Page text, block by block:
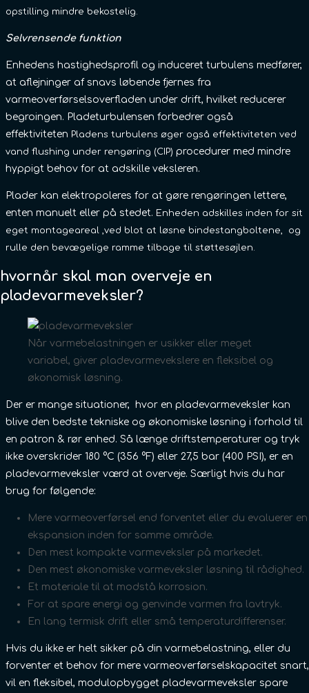
opstilling mindre bekostelig.
Selvrensende funktion
Enhedens hastighedsprofil og induceret turbulens medfører,
at aflejninger af snavs løbende fjernes fra
varmeoverførselsoverfladen under drift, hvilket reducerer
begroingen. Pladeturbulensen forbedrer også
effektiviteten Pladens turbulens øger også effektiviteten ved
vand flushing under rengøring (CIP) procedurer med mindre
hyppigt behov for at adskille veksleren.
Plader kan elektropoleres for at gøre rengøringen lettere,
enten manuelt eller på stedet. Enheden adskilles inden for sit
eget montageareal ,ved blot at løsne bindestangboltene, og
rulle den bevægelige ramme tilbage til støttesøjlen.
hvornår skal man overveje en
pladevarmeveksler?
Når varmebelastningen er usikker eller meget
variabel, giver pladevarmevekslere en fleksibel og
økonomisk løsning.
Der er mange situationer, hvor en pladevarmeveksler kan
blive den bedste tekniske og økonomiske løsning i forhold til
en patron & rør enhed. Så længe driftstemperaturer og tryk
ikke overskrider 180 °C (356 °F) eller 27,5 bar (400 PSI), er en
pladevarmeveksler værd at overveje. Særligt hvis du har
brug for følgende:
Mere varmeoverførsel end forventet eller du evaluerer en
ekspansion inden for samme område.
Den mest kompakte varmeveksler på markedet.
Den mest økonomiske varmeveksler løsning til rådighed.
Et materiale til at modstå korrosion.
For at spare energi og genvinde varmen fra lavtryk.
En lang termisk drift eller små temperaturdifferenser.
Hvis du ikke er helt sikker på din varmebelastning, eller du
forventer et behov for mere varmeoverførselskapacitet snart,
vil en fleksibel, modulopbygget pladevarmeveksler spare